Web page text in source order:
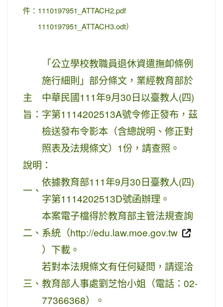
件： 1110197951_ATTACH2.pdf
1110197951_ATTACH3.odt）
主
旨：
「公立學校教職員退休資遣撫卹條例
施行細則」部分條文，業經教育部於
中華民國111年9月30日以臺教人(四)
字第1114202513A號令修正發布，茲
檢送發布令影本（含總說明、修正對
照表及法規條文）1份，請查照。
說明：
一、
依據教育部111年9月30日臺教人(四)
字第1114202513D號函辦理。
二、
本案電子檔得於教育部主管法規查詢
系統（http://edu.law.moe.gov.tw
）下載。
三、
若對本法規條文有任何疑問，請逕洽
教育部人事處劉芝怡小姐（電話：02-
77366368）。